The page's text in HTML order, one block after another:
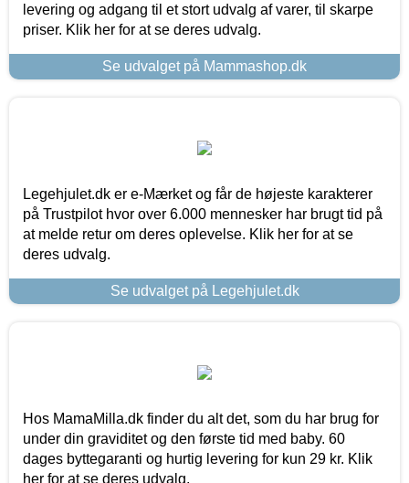
levering og adgang til et stort udvalg af varer, til skarpe
priser. Klik her for at se deres udvalg.
Se udvalget på Mammashop.dk
Legehjulet.dk er e-Mærket og får de højeste karakterer
på Trustpilot hvor over 6.000 mennesker har brugt tid på
at melde retur om deres oplevelse. Klik her for at se
deres udvalg.
Se udvalget på Legehjulet.dk
Hos MamaMilla.dk finder du alt det, som du har brug for
under din graviditet og den første tid med baby. 60
dages byttegaranti og hurtig levering for kun 29 kr. Klik
her for at se deres udvalg.